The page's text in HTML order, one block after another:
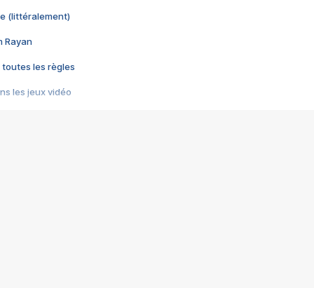
(littéralement)
Rayan
toutes les règles
les jeux vidéo